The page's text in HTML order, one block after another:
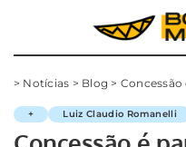
> Notícias > Blog > Concessão é para
+ Luiz Claudio Romanelli